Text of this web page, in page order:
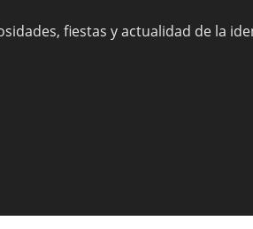
fiestas y actualidad de la